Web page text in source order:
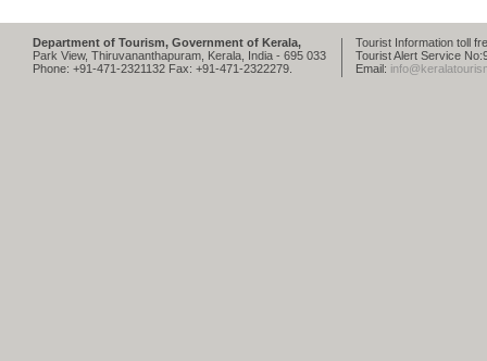
Department of Tourism, Government of Kerala,
Park View, Thiruvananthapuram, Kerala, India - 695 033
Phone: +91-471-2321132 Fax: +91-471-2322279.
Tourist Information toll
Tourist Alert Service
Email: